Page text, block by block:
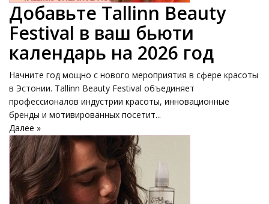
Добавьте Tallinn Beauty
Festival в ваш бьюти
календарь на 2026 год
Начните год мощно с нового мероприятия в сфере красоты
в Эстонии. Tallinn Beauty Festival объединяет
профессионалов индустрии красоты, инновационные
бренды и мотивированных посетит...
Далее »